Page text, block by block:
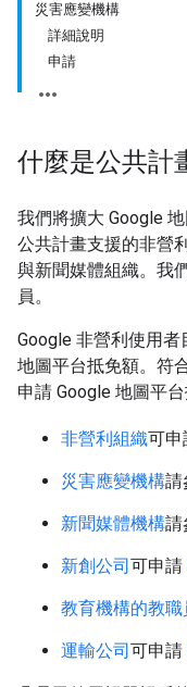
災害應變機構
詳細說明
申請
什麼是公共計
我們將擴大 Google
公共計畫支援的非營
與新聞媒體組織。我
員。
Google 非營利使用
地圖平台抵免額。符
申請 Google 地圖平台
非營利組織可申
災害應變機構請
新聞媒體機構請
新創公司可申請
教育機構的教職
運輸公司可申請